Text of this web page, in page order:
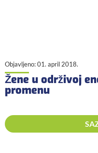
Objavljeno:01. april 2018.
Žene u održivoj
promenu